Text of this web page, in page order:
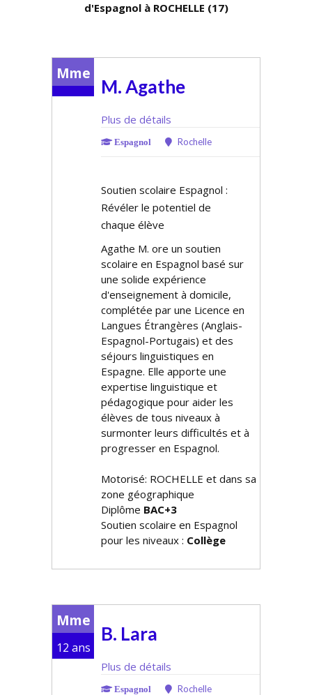
d'Espagnol à ROCHELLE (17)
Mme
M. Agathe
Plus de détails
Espagnol Rochelle
Soutien scolaire Espagnol :
Révéler le potentiel de
chaque élève
Agathe M. offre un soutien
scolaire en Espagnol basé sur
une solide expérience
d'enseignement à domicile,
complétée par une Licence en
Langues Étrangères (Anglais-
Espagnol-Portugais) et des
séjours linguistiques en
Espagne. Elle apporte une
expertise linguistique et
pédagogique pour aider les
élèves de tous niveaux à
surmonter leurs difficultés et à
progresser en Espagnol.
Motorisé: ROCHELLE et dans sa
zone géographique
Diplôme BAC+3
Soutien scolaire en Espagnol
pour les niveaux : Collège
Mme
12 ans
B. Lara
Plus de détails
Espagnol Rochelle